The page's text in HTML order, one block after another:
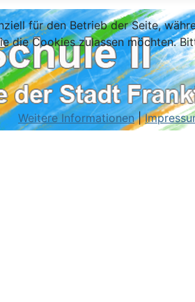
für den Betrieb der Seite,
die Cookies zulassen möchten.
Weitere Informationen|